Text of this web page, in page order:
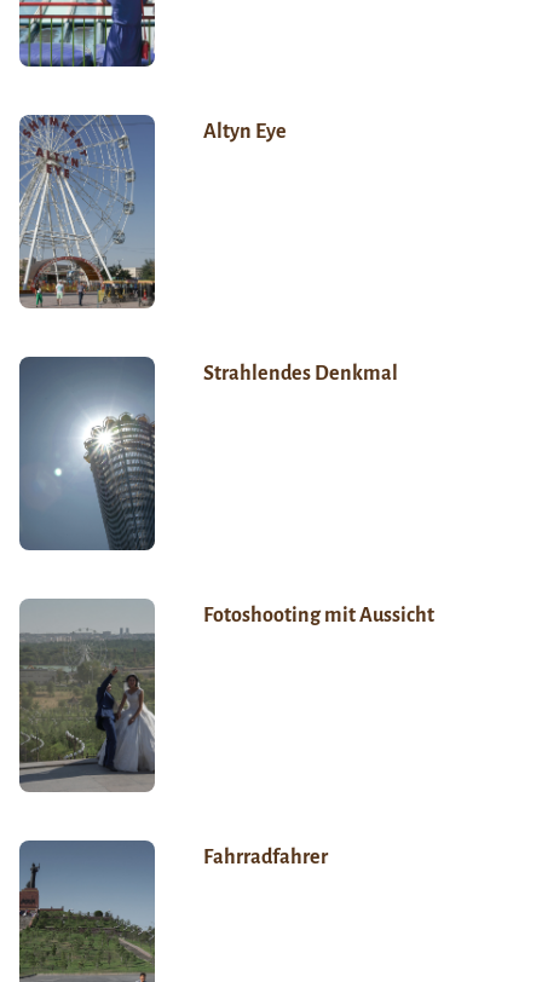
Altyn Eye
Strahlendes Denkmal
Fotoshooting mit Aussicht
Fahrradfahrer